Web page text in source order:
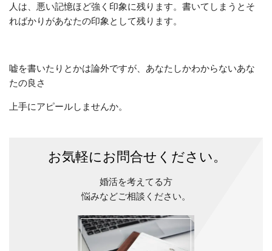
人は、悪い記憶ほど強く印象に残ります。書いてしまうとそ
ればかりがあなたの印象として残ります。
嘘を書いたりとかは論外ですが、あなたしかわからないあな
たの良さ
上手にアピールしませんか。
お気軽にお問合せください。
婚活を考えてる方
悩みなどご相談ください。